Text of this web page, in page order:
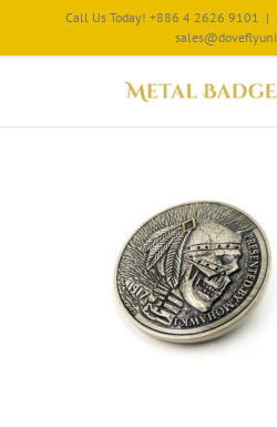
Call Us Today! +886 4 2626 9101 |